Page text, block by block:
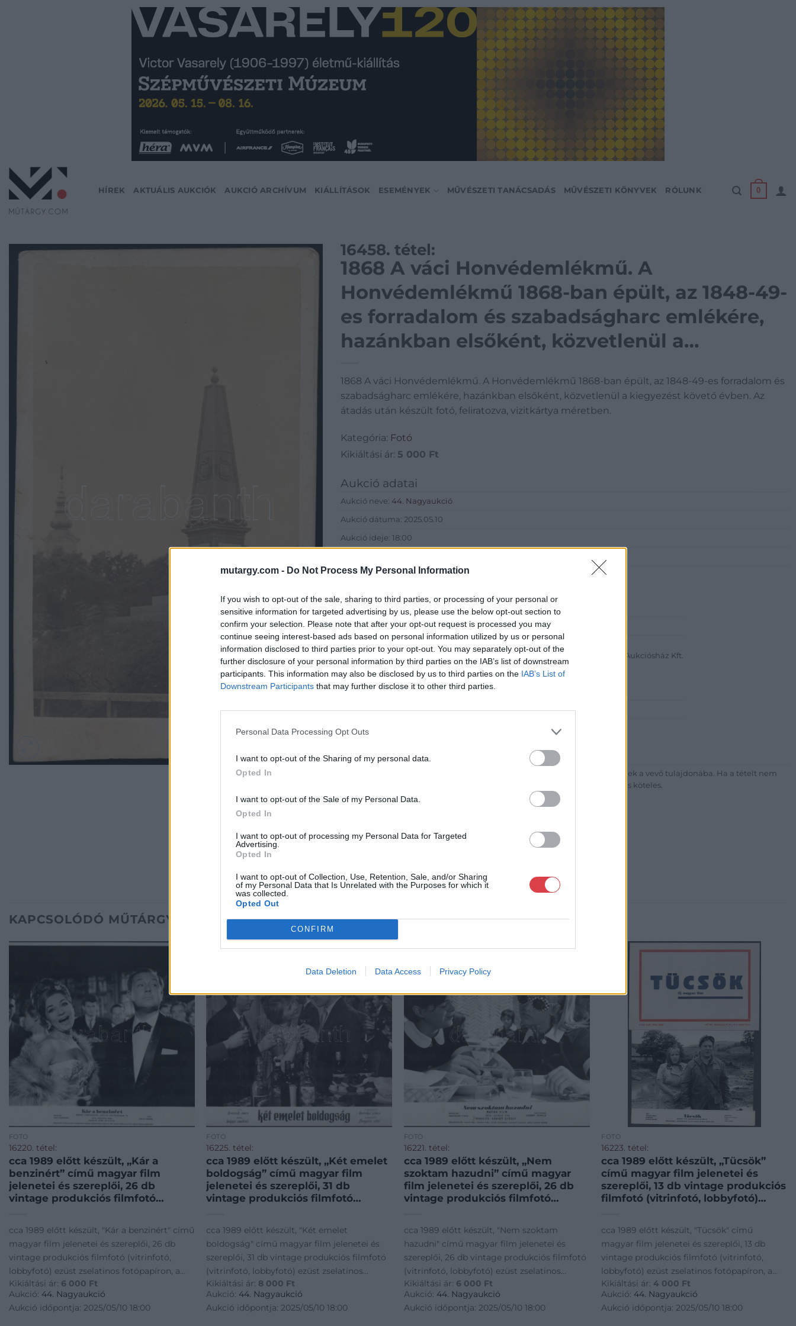
mutargy.com - Do Not Process My Personal Information
If you wish to opt-out of the sale, sharing to third parties, or processing of your personal or
sensitive information for targeted advertising by us, please use the below opt-out section to
confirm your selection. Please note that after your opt-out request is processed you may
continue seeing interest-based ads based on personal information utilized by us or personal
information disclosed to third parties prior to your opt-out. You may separately opt-out of the
further disclosure of your personal information by third parties on the IAB’s list of downstream
participants. This information may also be disclosed by us to third parties on the IAB’s List of
Downstream Participants that may further disclose it to other third parties.
Personal Data Processing Opt Outs
I want to opt-out of the Sharing of my personal data.
Opted In
I want to opt-out of the Sale of my Personal Data.
Opted In
I want to opt-out of processing my Personal Data for Targeted
Advertising.
Opted In
I want to opt-out of Collection, Use, Retention, Sale, and/or Sharing
of my Personal Data that Is Unrelated with the Purposes for which it
was collected.
Opted Out
CONFIRM
Data Deletion Data Access Privacy Policy
HÍREK AKTUÁLIS AUKCIÓK AUKCIÓ ARCHÍVUM KIÁLLÍTÁSOK ESEMÉNYEK MŰVÉSZETI TANÁCSADÁS MŰVÉSZETI KÖNYVEK RÓLUNK 0
16458. tétel:
1868 A váci Honvédemlékmű. A
Honvédemlékmű 1868-ban épült, az 1848-49-
es forradalom és szabadságharc emlékére,
hazánkban elsőként, közvetlenül a
készült fotó, feliratozva, vizitkártya
méretben.
1868 A váci Honvédemlékmű. A Honvédemlékmű 1868-ban épült, az 1848-49-es forradalom és
szabadságharc emlékére, hazánkban elsőként, közvetlenül a kiegyezést követő évben. Az
átadás után készült fotó, feliratozva, vizitkártya méretben.
Kategória: Fotó
Kikiáltási ár: 5 000 Ft
Aukció adatai
Aukció neve: 44. Nagyaukció
Aukció dátuma: 2025.05.10
Aukció ideje: 18:00
Tételszám: 16458
Eladó adatai
Eladó:Darabanth Kft
Cím: Csonka Krisztián
Darabanth Bélyegkereskedelmi és Aukciósház Kft.
Budapest
Andrássy út 16.
1061
Telefon: 317-4757, 266-4154, 318-4035
http://darabanth.com
Bemutatkozás: A tételek a leütési ár + 25% jutalék megfizetése után kerülnek a vevő tulajdonába. Ha a tételt nem
személyesen veszik át, a vevő a postaköltség, biztosítási díj megfizetésére is köteles.
KAPCSOLÓDÓ MŰTÁRGYAK
FOTÓ
16220. tétel:
cca 1989 előtt készült, „Kár a
benzinért” című magyar film
jelenetei és szereplői, 26 db
vintage produkciós filmfotó
használatból eredő (esetleges)
kisebb hibákkal, + hozzáadva egy
szöveges kisplakát, 24×30
cca 1989 előtt készült, "Kár a benzinért" című
magyar film jelenetei és szereplői, 26 db
vintage produkciós filmfotó (vitrinfotó,
lobbyfotó) ezüst zselatinos fotópapíron, a
használatból eredő (esetleges) kisebb
hibákkal, + hozzáadva egy szöveges
kisplakát, 24x30 cm
Kikiáltási ár: 6 000 Ft
Aukció: 44. Nagyaukció
Aukció időpontja: 2025/05/10 18:00
FOTÓ
16225. tétel:
cca 1989 előtt készült, „Két emelet
boldogság” című magyar film
jelenetei és szereplői, 31 db
vintage produkciós filmfotó
használatból eredő (esetleges)
kisebb hibákkal, 24×30 cm
cca 1989 előtt készült, "Két emelet
boldogság" című magyar film jelenetei és
szereplői, 31 db vintage produkciós filmfotó
(vitrinfotó, lobbyfotó) ezüst zselatinos
fotópapíron, a használatból eredő
(esetleges) kisebb hibákkal, 24x30 cm
Kikiáltási ár: 8 000 Ft
Aukció: 44. Nagyaukció
Aukció időpontja: 2025/05/10 18:00
FOTÓ
16221. tétel:
cca 1989 előtt készült, „Nem
szoktam hazudni” című magyar
film jelenetei és szereplői, 26 db
vintage produkciós filmfotó
használatból eredő (esetleges)
kisebb hibákkal, 24×30 cm
cca 1989 előtt készült, "Nem szoktam
hazudni" című magyar film jelenetei és
szereplői, 26 db vintage produkciós filmfotó
(vitrinfotó, lobbyfotó) ezüst zselatinos
fotópapíron, a használatból eredő
(esetleges) kisebb hibákkal, 24x30 cm
Kikiáltási ár: 6 000 Ft
Aukció: 44. Nagyaukció
Aukció időpontja: 2025/05/10 18:00
FOTÓ
16223. tétel:
cca 1989 előtt készült, „Tücsök”
című magyar film jelenetei és
szereplői, 13 db vintage produkciós
filmfotó (vitrinfotó, lobbyfotó)
kisebb hibákkal, a szövegmezők
felülragasztva, + hozzáadva egy
szöveges kisplakát, 24×30 cm és
18×24
cca 1989 előtt készült, "Tücsök" című
magyar film jelenetei és szereplői, 13 db
vintage produkciós filmfotó (vitrinfotó,
lobbyfotó) ezüst zselatinos fotópapíron, a
használatból eredő (esetleges) kisebb
hibákkal, a szövegmezők felülragasztva, +
hozzáadva egy szöveges kisplakát, 24x30 cm
Kikiáltási ár: 4 000 Ft
Aukció: 44. Nagyaukció
Aukció időpontja: 2025/05/10 18:00